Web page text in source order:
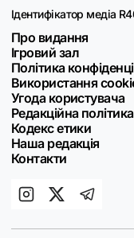
Ідентифікатор медіа
Про видання
Ігровий зал
Політика
Використання
Угода користувача
Редакційна політика
Кодекс етики
Наша редакція
Контакти